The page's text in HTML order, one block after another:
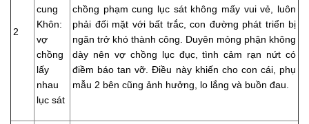
2
cung
Khôn:
vợ
chồng
lấy
nhau
lục sát
chồng phạm cung lục sát không mấy vui vẻ, luôn
phải đối mặt với bất trắc, con đường phát triển bị
ngăn trở khó thành công. Duyên mỏng phận không
dày nên vợ chồng lục đục, tình cảm rạn nứt có
điềm báo tan vỡ. Điều này khiến cho con cái, phụ
mẫu 2 bên cũng ảnh hưởng, lo lắng và buồn đau.